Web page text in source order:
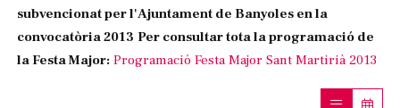
subvencionat per l'Ajuntament de Banyoles en la
convocatòria 2013 Per consultar tota la programació de
la Festa Major: Programació Festa Major Sant Martirià 2013